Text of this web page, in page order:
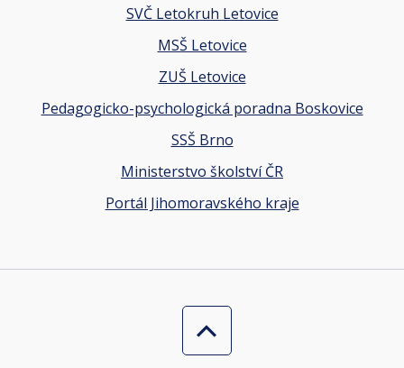
SVČ Letokruh Letovice
MSŠ Letovice
ZUŠ Letovice
Pedagogicko-psychologická poradna Boskovice
SSŠ Brno
Ministerstvo školství ČR
Portál Jihomoravského kraje